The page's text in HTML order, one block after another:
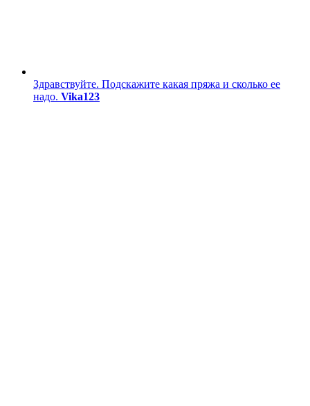
Здравствуйте. Подскажите какая пряжа и сколько ее
надо. Vika123